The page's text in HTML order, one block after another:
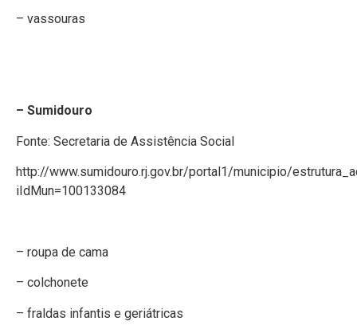
– vassouras
– Sumidouro
Fonte: Secretaria de Assistência Social
http://www.sumidouro.rj.gov.br/portal1/municipio/
iIdMun=100133084
– roupa de cama
– colchonete
– fraldas infantis e geriátricas